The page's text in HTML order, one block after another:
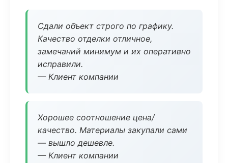
Сдали объект строго по графику.
Качество отделки отличное,
замечаний минимум и их оперативно
исправили.
— Клиент компании
Хорошее соотношение цена/
качество. Материалы закупали сами
— вышло дешевле.
— Клиент компании